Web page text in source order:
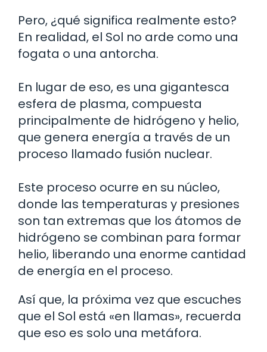
Pero, ¿qué significa realmente esto?
En realidad, el Sol no arde como una
fogata o una antorcha.
En lugar de eso, es una gigantesca
esfera de plasma, compuesta
principalmente de hidrógeno y helio,
que genera energía a través de un
proceso llamado fusión nuclear.
Este proceso ocurre en su núcleo,
donde las temperaturas y presiones
son tan extremas que los átomos de
hidrógeno se combinan para formar
helio, liberando una enorme cantidad
de energía en el proceso.
Así que, la próxima vez que escuches
que el Sol está «en llamas», recuerda
que eso es solo una metáfora.